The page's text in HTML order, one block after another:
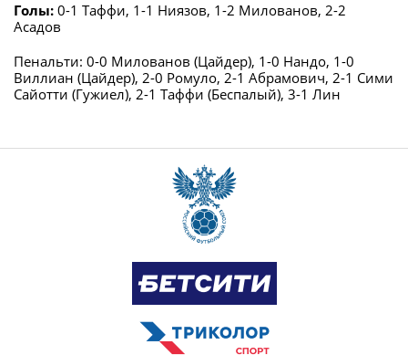
Голы: 0-1 Таффи, 1-1 Ниязов, 1-2 Милованов, 2-2
Асадов
Пенальти: 0-0 Милованов (Цайдер), 1-0 Нандо, 1-0
Виллиан (Цайдер), 2-0 Ромуло, 2-1 Абрамович, 2-1 Сими
Сайотти (Гужиел), 2-1 Таффи (Беспалый), 3-1 Лин